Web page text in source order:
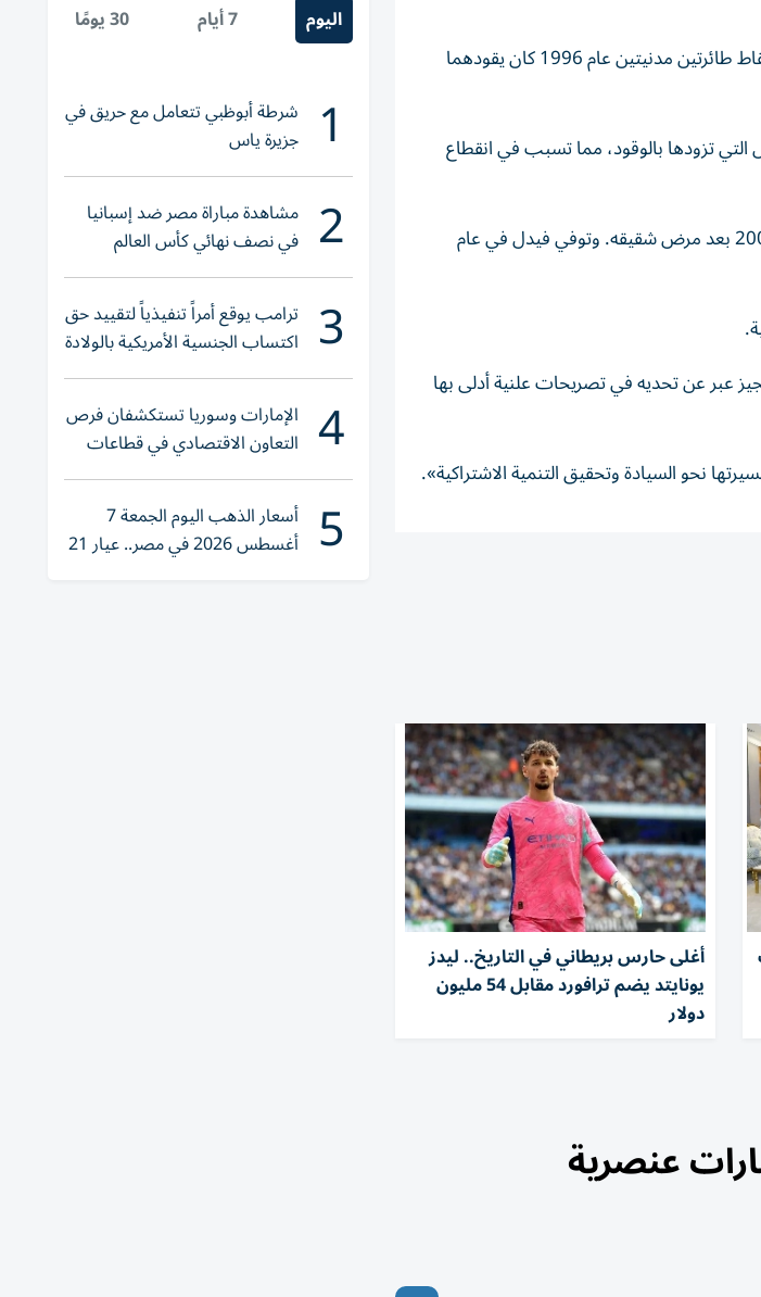
وذكرت شبكة «سي بي إس نيوز» نقلاً عن مسؤولين أمريكيين، أن الاتهام مرتبط بحادثة إسقاط طائرتين مدنيتين عام 1996 كان يقودهما
تزودها بالوقود، مما ⁠تسبب في انقطاع
وشغل كاسترو البالغ من العمر 94 ​عاماً ‌منصب وزير الدفاع الكوبي قبل توليه الرئاسة في ‌2008 بعد مرض شقيقه. وتوفي فيدل في عام
عبر عن تحديه في تصريحات علنية أدلى ⁠بها
نحو السيادة وتحقيق التنمية الاشتراكية».
أغلى حارس بريطاني في التاريخ.. ليدز
يونايتد يضم ترافورد مقابل 54 مليون
دولار
عنصرية
اليوم 7 أيام 30 يومًا
1 شرطة أبوظبي تتعامل مع حريق في
جزيرة ياس
2 مشاهدة مباراة مصر ضد إسبانيا
في نصف نهائي كأس العالم
لناشئات اليد 2026
3 ترامب يوقع أمراً تنفيذياً لتقييد حق
اكتساب الجنسية الأمريكية بالولادة
4 الإمارات وسوريا تستكشفان فرص
التعاون الاقتصادي في قطاعات
حيوية
5 أسعار الذهب اليوم الجمعة 7
أغسطس 2026 في مصر.. عيار 21